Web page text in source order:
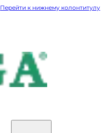
Перейти к нижнему колонтитулу